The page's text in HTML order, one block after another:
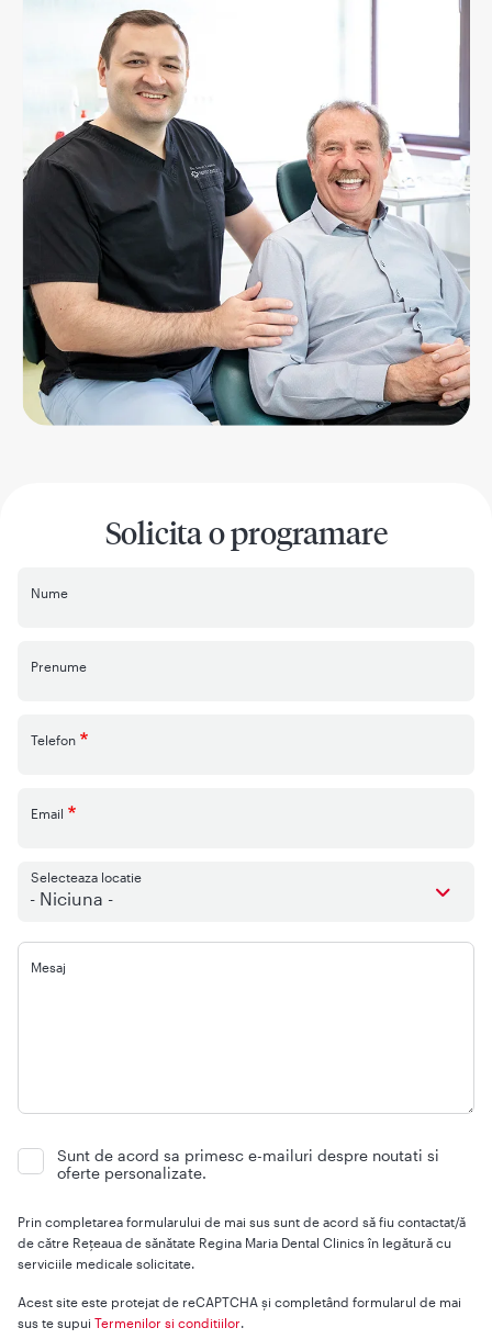
Solicita o programare
Nume
Prenume
Telefon
Email
Selecteaza locatie
- Niciuna -
Mesaj
Sunt de acord sa primesc e-mailuri despre noutati si
oferte personalizate.
Prin completarea formularului de mai sus sunt de acord să fiu contactat/ă
de către Rețeaua de sănătate Regina Maria Dental Clinics în legătură cu
serviciile medicale solicitate.
Acest site este protejat de reCAPTCHA și completând formularul de mai
sus te supui Termenilor si conditiilor